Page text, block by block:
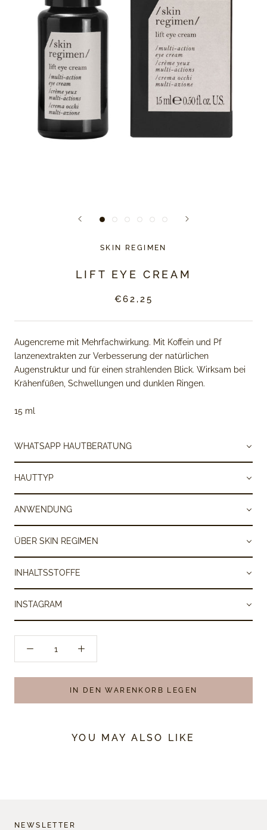
SKIN REGIMEN
LIFT EYE CREAM
€62,25
Augencreme mit Mehrfachwirkung. Mit Koffein und Pf
lanzenextrakten zur Verbesserung der natürlichen
Augenstruktur und für einen strahlenden Blick. Wirksam bei
Krähenfüßen, Schwellungen und dunklen Ringen.
15 ml
WHATSAPP HAUTBERATUNG
HAUTTYP
ANWENDUNG
ÜBER SKIN REGIMEN
INHALTSSTOFFE
INSTAGRAM
IN DEN WARENKORB LEGEN
YOU MAY ALSO LIKE
NEWSLETTER